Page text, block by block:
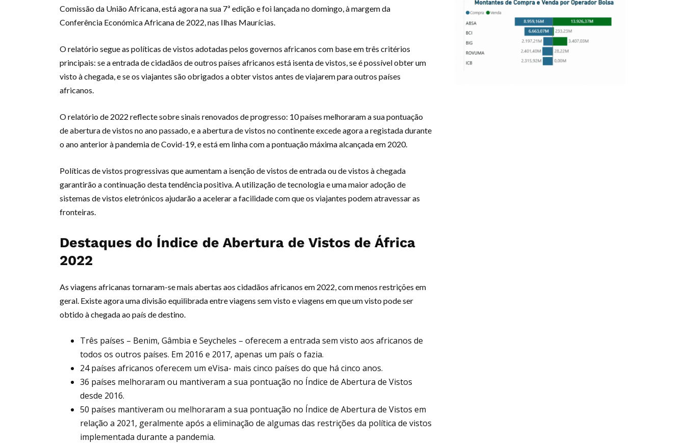
Comissão da União Africana, está agora na sua 7ª edição e foi lançada no domingo, à margem da
Conferência Económica Africana de 2022, nas Ilhas Maurícias.
O relatório segue as políticas de vistos adotadas pelos governos africanos com base em três critérios
principais: se a entrada de cidadãos de outros países africanos está isenta de vistos, se é possível obter um
visto à chegada, e se os viajantes são obrigados a obter vistos antes de viajarem para outros países
africanos.
O relatório de 2022 reflecte sobre sinais renovados de progresso: 10 países melhoraram a sua pontuação
de abertura de vistos no ano passado, e a abertura de vistos no continente excede agora a registada durante
o ano anterior à pandemia de Covid-19, e está em linha com a pontuação máxima alcançada em 2020.
Políticas de vistos progressivas que aumentam a isenção de vistos de entrada ou de vistos à chegada
garantirão a continuação desta tendência positiva. A utilização de tecnologia e uma maior adoção de
sistemas de vistos eletrónicos ajudarão a acelerar a facilidade com que os viajantes podem atravessar as
fronteiras.
Destaques do Índice de Abertura de Vistos de África
2022
As viagens africanas tornaram-se mais abertas aos cidadãos africanos em 2022, com menos restrições em
geral. Existe agora uma divisão equilibrada entre viagens sem visto e viagens em que um visto pode ser
obtido à chegada ao país de destino.
Três países – Benim, Gâmbia e Seycheles – oferecem a entrada sem visto aos africanos de
todos os outros países. Em 2016 e 2017, apenas um país o fazia.
24 países africanos oferecem um eVisa- mais cinco países do que há cinco anos.
36 países melhoraram ou mantiveram a sua pontuação no Índice de Abertura de Vistos
desde 2016.
50 países mantiveram ou melhoraram a sua pontuação no Índice de Abertura de Vistos em
relação a 2021, geralmente após a eliminação de algumas das restrições da política de vistos
implementada durante a pandemia.